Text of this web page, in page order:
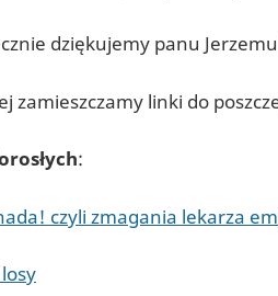
dziękujemy panu
zamieszczamy linki do
:
czyli zmagania lekarza